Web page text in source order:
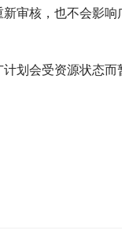
审核，也不会影响
划会受资源状态